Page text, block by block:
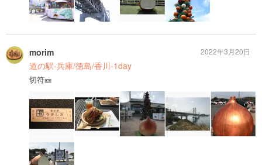
morim
道の駅-兵庫/徳島/香川-1day
切符🎫
2022年3月20日